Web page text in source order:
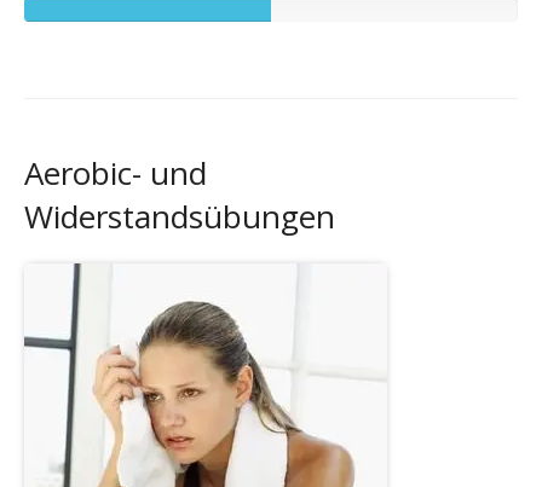
Aerobic- und
Widerstandsübungen